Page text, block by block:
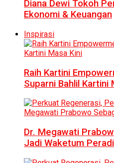
Diana Dewi Tokoh
Ekonomi & Keuangan
Inspirasi
Raih Kartini
Suparni Bahlil Kartini
Dr. Megawati
Jadi Waketum